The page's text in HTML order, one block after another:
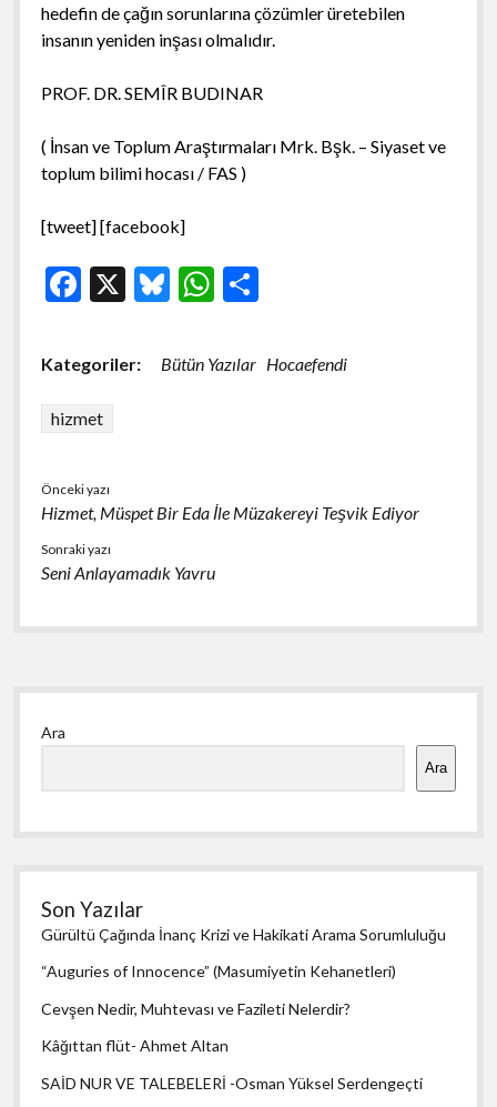
hedefin de çağın sorunlarına çözümler üretebilen
insanın yeniden inşası olmalıdır.
PROF. DR. SEMÎR BUDINAR
( İnsan ve Toplum Araştırmaları Mrk. Bşk. – Siyaset ve
toplum bilimi hocası / FAS )
[tweet] [facebook]
F
e
o
k
X Bl
es
W
at
p
S
ar
Kategoriler: Bütün Yazılar Hocaefendi
hizmet
Önceki yazı
Hizmet, Müspet Bir Eda İle Müzakereyi Teşvik Ediyor
Sonraki yazı
Seni Anlayamadık Yavru
Yan
Menü
Ara
Ara
Son Yazılar
Gürültü Çağında İnanç Krizi ve Hakikati Arama Sorumluluğu
“Auguries of Innocence” (Masumiyetin Kehanetleri)
Cevşen Nedir, Muhtevası ve Fazileti Nelerdir?
Kâğıttan flüt- Ahmet Altan
SAİD NUR VE TALEBELERİ -Osman Yüksel Serdengeçti